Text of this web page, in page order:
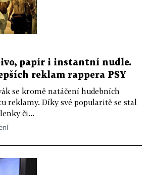
papír i instantní nudle.
reklam rappera PSY
se kromě natáčení hudebních
reklamy. Díky své popularitě se stal
či...